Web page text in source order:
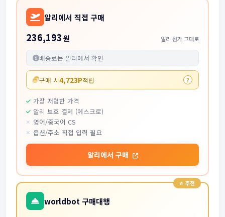
알리에서 직접 구매
236,193 원 알리 원가 그대로
배송료는 알리에서 확인
구매 시4,723P적립 ?
가장 저렴한 가격
알리 보호 결제 (에스크로)
영어/중국어 CS
옵션/주소 직접 입력 필요
알리에서 구매
worldbot 구매대행